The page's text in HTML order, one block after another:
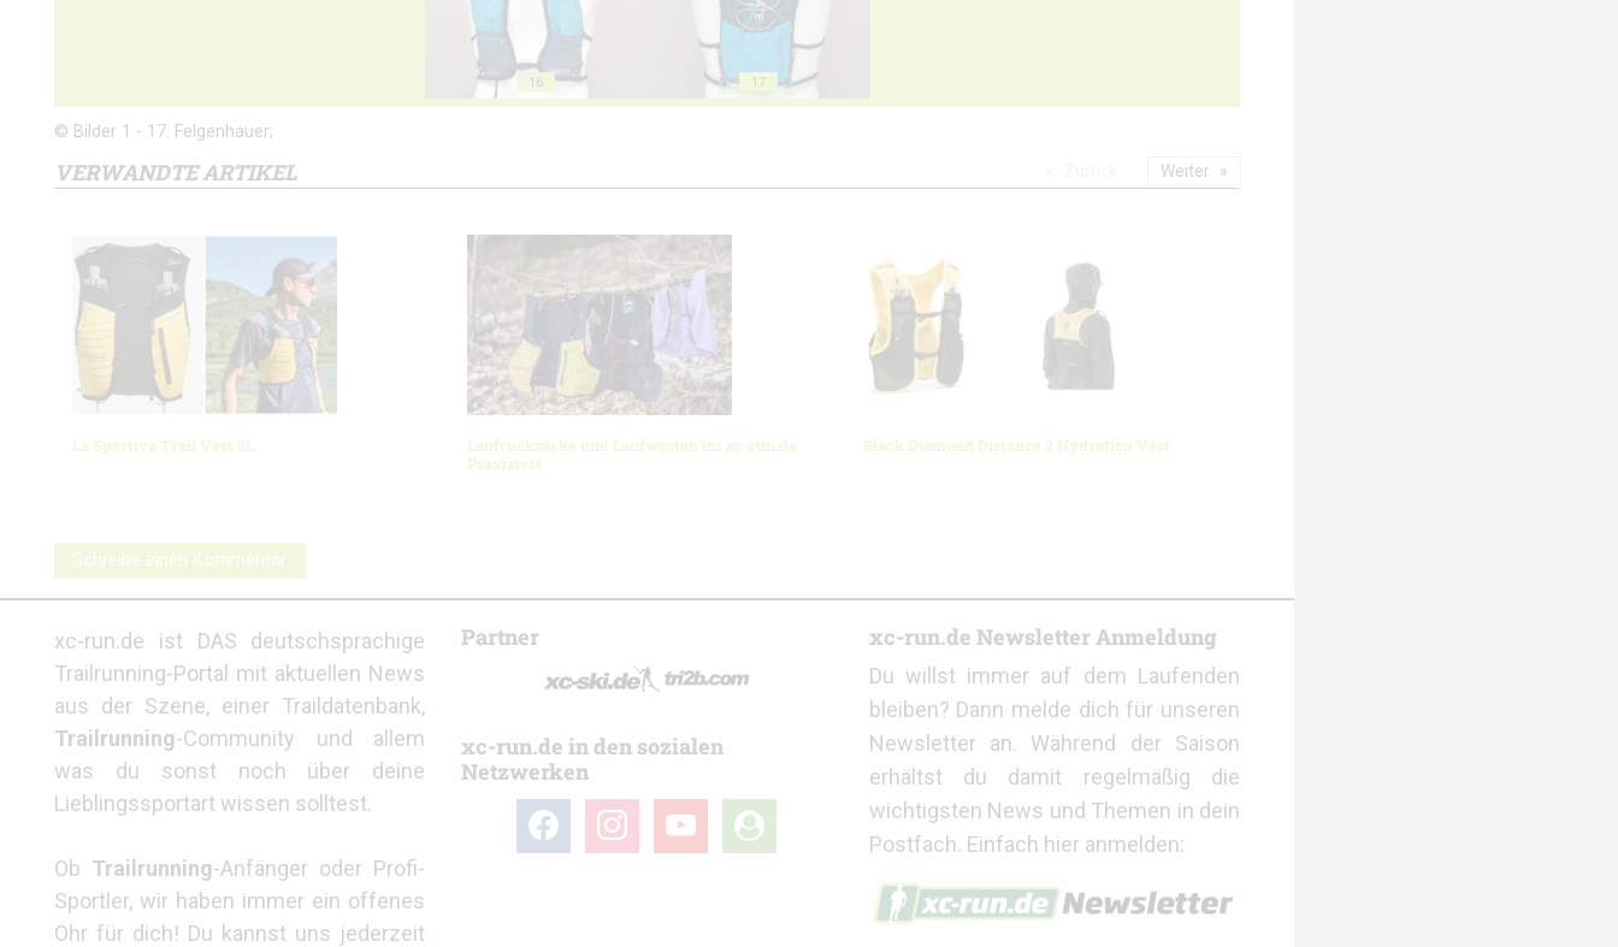
16 17
© Bilder 1 - 17: Felgenhauer;
VERWANDTE ARTIKEL
La Sportiva Trail Vest 5L
Laufrucksäcke und Laufwesten im xc-run.de
Praxistest
Black Diamond Distance 2 Hydration Vest
Weiter
Schreibe einen Kommentar
xc-run.de ist DAS deutschsprachige
Trailrunning-Portal mit aktuellen News
aus der Szene, einer Traildatenbank,
Trailrunning-Community und allem
was du sonst noch über deine
Lieblingssportart wissen solltest.
Ob Trailrunning-Anfänger oder Profi-
Sportler, wir haben immer ein offenes
Ohr für dich! Du kannst uns jederzeit
Partner
xc-run.de in den sozialen
Netzwerken
facebookinstagramyoutube
user-
circle
xc-run.de Newsletter Anmeldung
Du willst immer auf dem Laufenden
bleiben? Dann melde dich für unseren
Newsletter an. Während der Saison
erhältst du damit regelmäßig die
wichtigsten News und Themen in dein
Postfach. Einfach hier anmelden: